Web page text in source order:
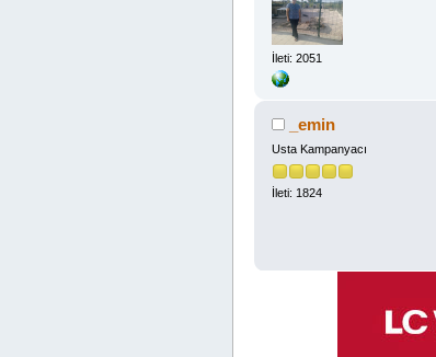
İleti: 2051
_emin
Usta Kampanyacı
İleti: 1824